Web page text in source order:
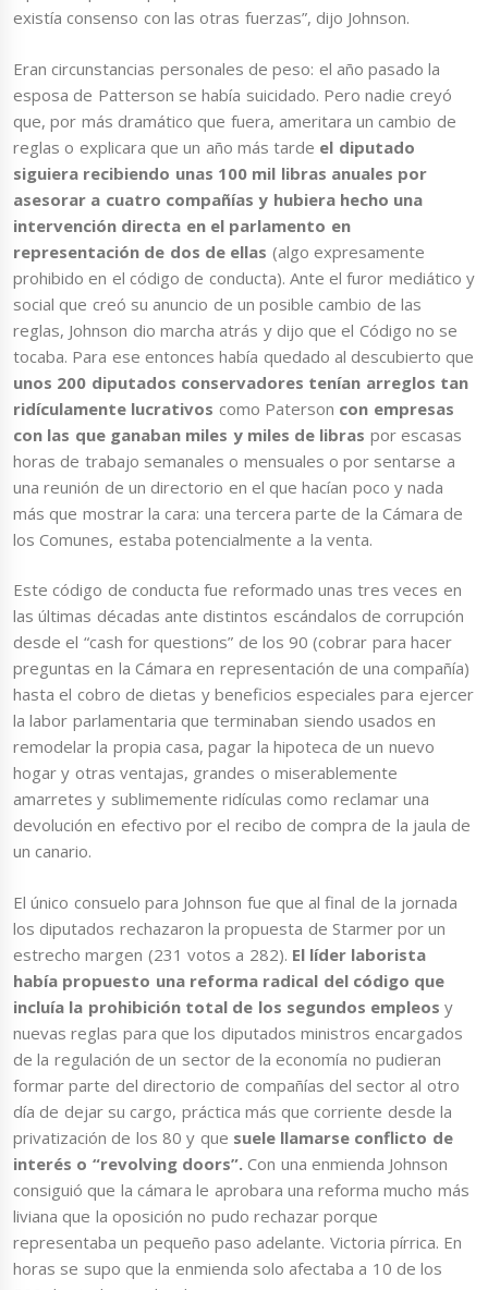
existía consenso con las otras fuerzas”, dijo Johnson.
Eran circunstancias personales de peso: el año pasado la
esposa de Patterson se había suicidado. Pero nadie creyó
que, por más dramático que fuera, ameritara un cambio de
reglas o explicara que un año más tarde el diputado
siguiera recibiendo unas 100 mil libras anuales por
asesorar a cuatro compañías y hubiera hecho una
intervención directa en el parlamento en
representación de dos de ellas (algo expresamente
prohibido en el código de conducta). Ante el furor mediático y
social que creó su anuncio de un posible cambio de las
reglas, Johnson dio marcha atrás y dijo que el Código no se
tocaba. Para ese entonces había quedado al descubierto que
unos 200 diputados conservadores tenían arreglos tan
ridículamente lucrativos como Paterson con empresas
con las que ganaban miles y miles de libras por escasas
horas de trabajo semanales o mensuales o por sentarse a
una reunión de un directorio en el que hacían poco y nada
más que mostrar la cara: una tercera parte de la Cámara de
los Comunes, estaba potencialmente a la venta.
Este código de conducta fue reformado unas tres veces en
las últimas décadas ante distintos escándalos de corrupción
desde el “cash for questions” de los 90 (cobrar para hacer
preguntas en la Cámara en representación de una compañía)
hasta el cobro de dietas y beneficios especiales para ejercer
la labor parlamentaria que terminaban siendo usados en
remodelar la propia casa, pagar la hipoteca de un nuevo
hogar y otras ventajas, grandes o miserablemente
amarretes y sublimemente ridículas como reclamar una
devolución en efectivo por el recibo de compra de la jaula de
un canario.
El único consuelo para Johnson fue que al final de la jornada
los diputados rechazaron la propuesta de Starmer por un
estrecho margen (231 votos a 282). El líder laborista
había propuesto una reforma radical del código que
incluía la prohibición total de los segundos empleos y
nuevas reglas para que los diputados ministros encargados
de la regulación de un sector de la economía no pudieran
formar parte del directorio de compañías del sector al otro
día de dejar su cargo, práctica más que corriente desde la
privatización de los 80 y que suele llamarse conflicto de
interés o “revolving doors”. Con una enmienda Johnson
consiguió que la cámara le aprobara una reforma mucho más
liviana que la oposición no pudo rechazar porque
representaba un pequeño paso adelante. Victoria pírrica. En
horas se supo que la enmienda solo afectaba a 10 de los